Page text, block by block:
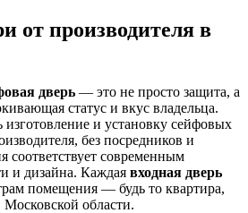
от производителя в
дверь — это не просто защита, а
статус и вкус владельца.
изготовление и установку сейфовых
без посредников и
соответствует современным
и дизайна. Каждая входная дверь
помещения — будь то квартира,
области.